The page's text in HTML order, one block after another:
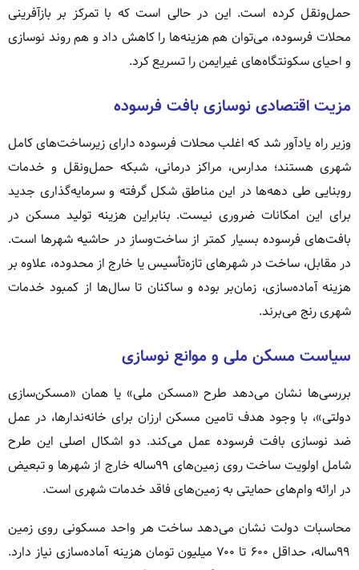
حمل‌ونقل کرده است. این در حالی است که با تمرکز بر بازآفرینی
محلات فرسوده، می‌توان هم هزینه‌ها را کاهش داد و هم روند نوسازی
و احیای سکونتگاه‌های غیرایمن را تسریع کرد.
مزیت اقتصادی نوسازی بافت فرسوده
وزیر راه یادآور شد که اغلب محلات فرسوده دارای زیرساخت‌های کامل
شهری هستند؛ مدارس، مراکز درمانی، شبکه حمل‌ونقل و خدمات
روبنایی طی دهه‌ها در این مناطق شکل گرفته و سرمایه‌گذاری جدید
برای این امکانات ضروری نیست. بنابراین هزینه تولید مسکن در
بافت‌های فرسوده بسیار کمتر از ساخت‌وساز در حاشیه شهرها است.
در مقابل، ساخت در شهرهای تازه‌تأسیس یا خارج از محدوده، علاوه بر
هزینه آماده‌سازی، زمان‌بر بوده و ساکنان تا سال‌ها از کمبود خدمات
شهری رنج می‌برند.
سیاست مسکن ملی و موانع نوسازی
بررسی‌ها نشان می‌دهد طرح «مسکن ملی» یا همان «مسکن‌سازی
دولتی»، با وجود هدف تامین مسکن ارزان برای خانه‌ندارها، در عمل
ضد نوسازی بافت فرسوده عمل می‌کند. دو اشکال اصلی این طرح
شامل اولویت ساخت روی زمین‌های ۹۹ساله خارج از شهرها و تبعیض
در ارائه وام‌های حمایتی به زمین‌های فاقد خدمات شهری است.
محاسبات دولت نشان می‌دهد ساخت هر واحد مسکونی روی زمین
۹۹ساله، حداقل ۶۰۰ تا ۷۰۰ میلیون تومان هزینه آماده‌سازی نیاز دارد.